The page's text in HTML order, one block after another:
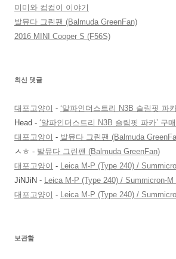
미미와 컴컴이 이야기
발뮤다 그린팬 (Balmuda GreenFan)
2016 MINI Cooper S (F56S)
최신 댓글
대포고양이 - ‘알파인더스트리 N3B 슬림핏 파
Head - ‘알파인더스트리 N3B 슬림핏 파카’ 구
대포고양이 - 발뮤다 그린팬 (Balmuda
ㅅㅎ - 발뮤다 그린팬 (Balmuda GreenFan)
대포고양이 - Leica M-P (Type 240) /
JiNJiN - Leica M-P (Type 240) / Summicron-
대포고양이 - Leica M-P (Type 240) /
보관함